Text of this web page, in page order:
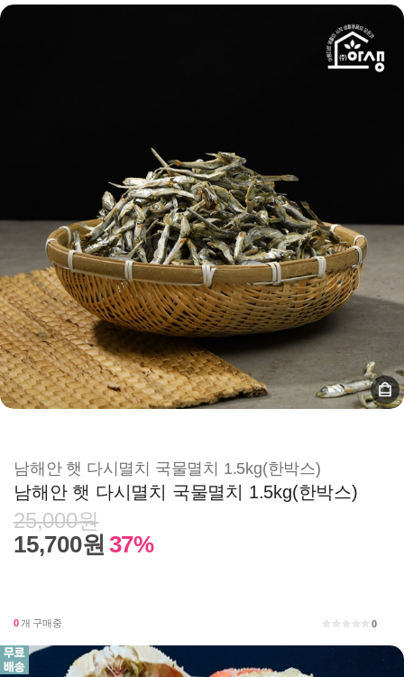
남해안 햇 다시멸치 국물멸치 1.5kg(한박스)
남해안 햇 다시멸치 국물멸치 1.5kg(한박스)
25,000원
15,700원 37%
0개 구매중 0